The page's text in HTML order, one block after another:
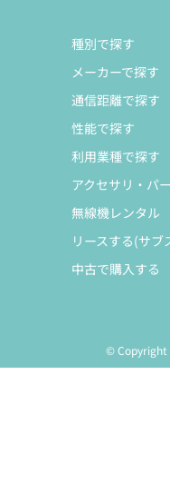
種別で探す
メーカーで探す
通信距離で探す
性能で探す
利用業種で探す
アクセサリ・パ
無線機レンタル
リースする(サブ
中古で購入する
© Copyright